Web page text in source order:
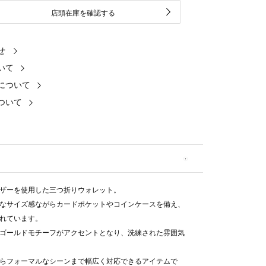
店頭在庫を確認する
て
ついて
いて
ーを使用した三つ折りウォレット。
サイズ感ながらカードポケットやコインケースを備え、
ています。
ールドモチーフがアクセントとなり、洗練された雰囲気
フォーマルなシーンまで幅広く対応できるアイテムで